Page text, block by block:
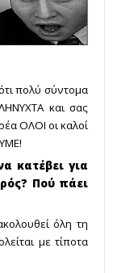
πολύ σύντομα
και σας
ΟΛΟΙ οι καλοί
κατέβει για
Πού πάει
όλη τη
με τίποτα